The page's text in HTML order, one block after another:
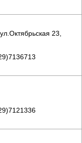
23,